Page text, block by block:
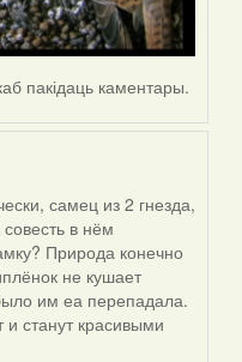
пакідаць каментары.
самец из 2 гнезда,
в нём
Природа конечно
не кушает
им еа перепадала.
станут красивыми